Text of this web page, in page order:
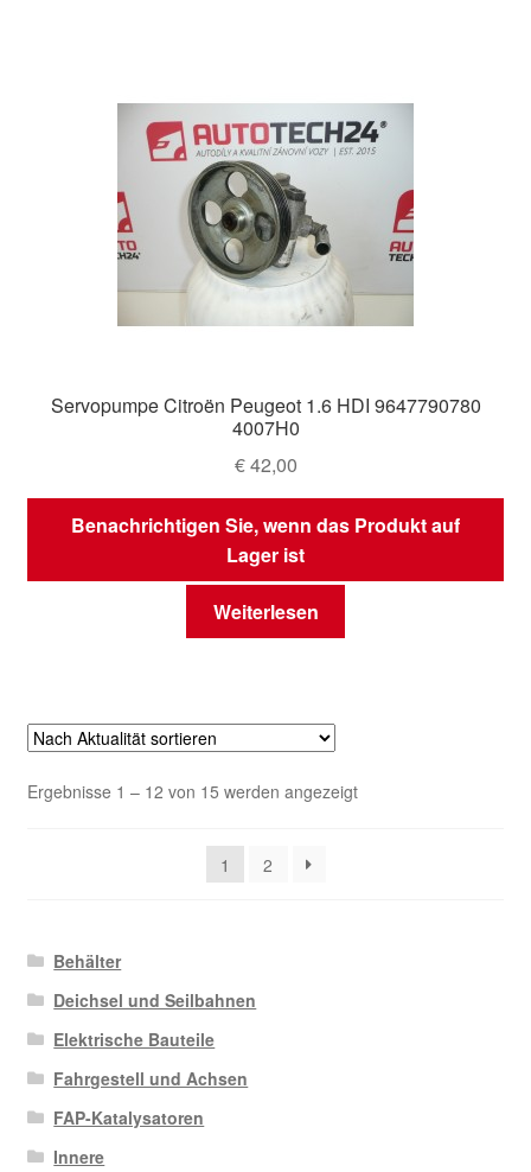
Servopumpe Citroën Peugeot 1.6 HDI 9647790780
4007H0
€42,00
Benachrichtigen Sie, wenn das Produkt auf
Lager ist
Weiterlesen
Ergebnisse 1 – 12 von 15 werden angezeigtNach
1
2
Behälter
Deichsel und Seilbahnen
Elektrische Bauteile
Fahrgestell und Achsen
FAP-Katalysatoren
Innere